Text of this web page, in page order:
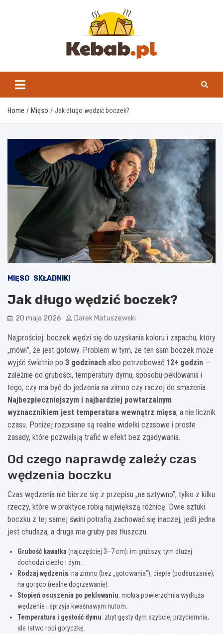
kebab.pl
Home Mięso Jak długo wędzić boczek?
MIĘSO SKŁADNIKI
Jak długo wędzić boczek?
20 maja 2026 Darek Matuszewski
Najprościej: boczek wędzi się do uzyskania koloru i zapachu, który
„mówi”, że jest gotowy. Problem w tym, że ten sam boczek może
wyjść świetnie po 3 godzinach albo potrzebować 12+ godzin —
zależnie od grubości, temperatury dymu, sposobu peklowania i
tego, czy ma być do jedzenia na zimno czy raczej do smażenia.
Najbezpieczniejszym i najbardziej powtarzalnym
wyznacznikiem jest temperatura wewnątrz mięsa, a nie licznik
czasu. Poniżej rozpisane są realne widełki czasowe i proste
zasady, które pozwalają trafić w efekt bez zgadywania.
Od czego naprawdę zależy czas
wędzenia boczku
Czas wędzenia nie bierze się z przepisu „na sztywno”, tylko z kilku
rzeczy, które w praktyce robią największą różnicę. Dwie sztuki
boczku z tej samej świni potrafią zachować się inaczej, jeśli jedna
jest chudsza, a druga ma gruby pas tłuszczu.
Grubość kawałka (najczęściej 3–7 cm): im grubszy, tym dłużej
dochodzi ciepło i dym.
Rodzaj wędzenia: na zimno (bez „gotowania”), ciepłe (podsuszanie),
na gorąco (realne dogrzewanie).
Stopień osuszenia po peklowaniu: mokra powierzchnia wydłuża
wędzenie i sprzyja kwaśnawym nutom.
Temperatura i gęstość dymu: zbyt gęsty dym szybciej przyciemnia,
ale łatwo robi goryczkę.